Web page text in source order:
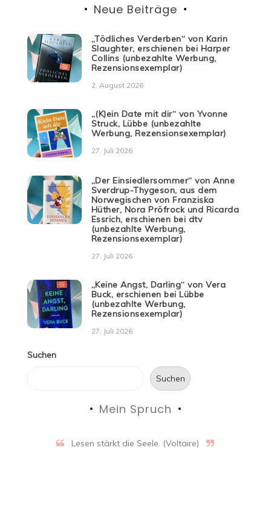
Neue Beiträge
„Tödliches Verderben“ von Karin
Slaughter, erschienen bei Harper
Collins (unbezahlte Werbung,
Rezensionsexemplar)
2. August 2026
„(K)ein Date mit dir“ von Yvonne
Struck, Lübbe (unbezahlte
Werbung, Rezensionsexemplar)
27. Juli 2026
„Der Einsiedlersommer“ von Anne
Sverdrup-Thygeson, aus dem
Norwegischen von Franziska
Hüther, Nora Pröfrock und Ricarda
Essrich, erschienen bei dtv
(unbezahlte Werbung,
Rezensionsexemplar)
27. Juli 2026
„Keine Angst, Darling“ von Vera
Buck, erschienen bei Lübbe
(unbezahlte Werbung,
Rezensionsexemplar)
27. Juli 2026
Suchen
Suchen
Mein Spruch
Lesen stärkt die Seele. (Voltaire)